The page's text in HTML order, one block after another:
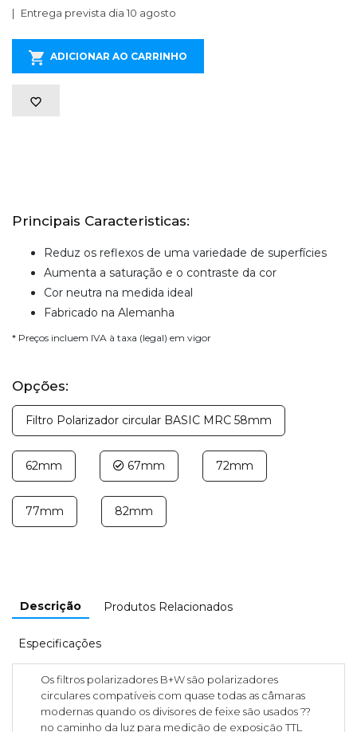
Entrega prevista dia 10 agosto
ADICIONAR AO CARRINHO
Principais Caracteristicas:
Reduz os reflexos de uma variedade de superfícies
Aumenta a saturação e o contraste da cor
Cor neutra na medida ideal
Fabricado na Alemanha
* Preços incluem IVA à taxa (legal) em vigor
Opções:
Filtro Polarizador circular BASIC MRC 58mm
62mm 67mm 72mm
77mm 82mm
Descrição Produtos Relacionados
Especificações
Os filtros polarizadores B+W são polarizadores
circulares compatíveis com quase todas as câmaras
modernas quando os divisores de feixe são usados ??
no caminho da luz para medição de exposição TTL